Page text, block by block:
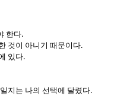
한다.
것이 아니기 때문이다.
있다.
지는 나의 선택에 달렸다.